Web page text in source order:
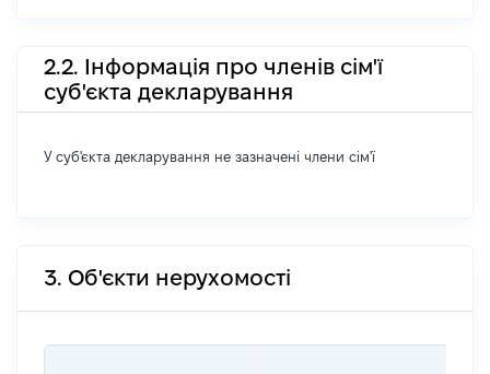
2.2. Інформація про членів сім'ї
суб'єкта декларування
У суб'єкта декларування не зазначені члени сім'ї
3. Об'єкти нерухомості